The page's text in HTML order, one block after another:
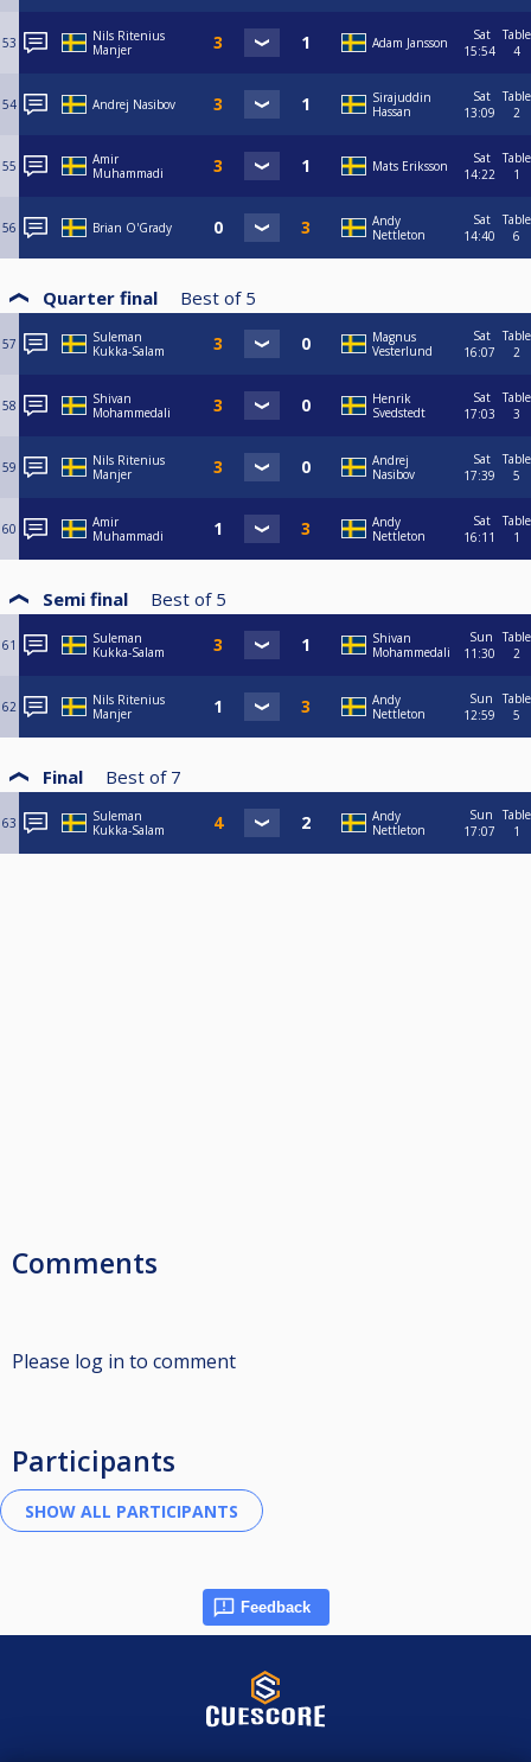
53
Nils Ritenius
Manjer
Adam Jansson
Sat
15:54
Table
4
54 Andrej Nasibov
Sirajuddin
Hassan
Sat
13:09
Table
2
55
Amir
Muhammadi
Mats Eriksson
Sat
14:22
Table
1
56 Brian O'Grady
Andy
Nettleton
Sat
14:40
Table
6
Quarter final Best of 5
57
Suleman
Kukka-Salam
Magnus
Vesterlund
Sat
16:07
Table
2
58
Shivan
Mohammedali
Henrik
Svedstedt
Sat
17:03
Table
3
59
Nils Ritenius
Manjer
Andrej
Nasibov
Sat
17:39
Table
5
60
Amir
Muhammadi
Andy
Nettleton
Sat
16:11
Table
1
Semi final Best of 5
61
Suleman
Kukka-Salam
Shivan
Mohammedali
Sun
11:30
Table
2
62
Nils Ritenius
Manjer
Andy
Nettleton
Sun
12:59
Table
5
Final Best of 7
63
Suleman
Kukka-Salam
Andy
Nettleton
Sun
17:07
Table
1
Comments
Please log in to comment
Participants
Feedback